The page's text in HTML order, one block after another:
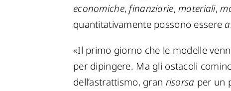
economiche, finanziarie,materiali,
quantitativamente possono essere
«Il primo giorno che le modelle
per dipingere. Ma gli ostacoli
dell’astrattismo, gran risorsa per un